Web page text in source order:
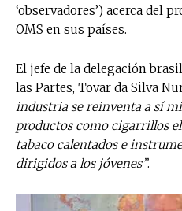
‘observadores’) acerca del
OMS en sus países.
El jefe de la delegación
las Partes, Tovar da Silva
industria se reinventa a sí
productos como cigarrillos
tabaco calentados e
dirigidos a los jóvenes”.